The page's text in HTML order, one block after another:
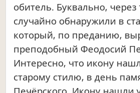
обитель. Буквально,
случайно обнаружили в
который, по преданию,
преподобный Феодосий
Интересно, что икону
старому стилю, в день